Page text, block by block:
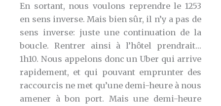
En sortant, nous voulons reprendre le 1253
en sens inverse. Mais bien sûr, il n’y a pas de
sens inverse: juste une continuation de la
boucle. Rentrer ainsi à l’hôtel prendrait…
1h10. Nous appelons donc un Uber qui arrive
rapidement, et qui pouvant emprunter des
raccourcis ne met qu’une demi-heure à nous
amener à bon port. Mais une demi-heure